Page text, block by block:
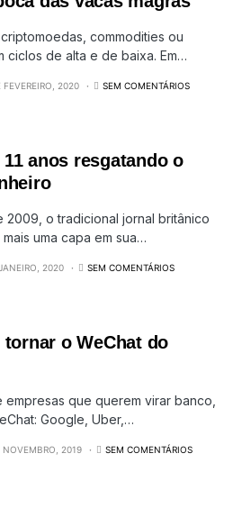
commodities ou
ciclos de alta e de baixa. Em…
FEVEREIRO, 2020 SEM COMENTÁRIOS
anos resgatando o
2009, o tradicional jornal britânico
uma capa em sua…
2020 SEM COMENTÁRIOS
o WeChat do
empresas que querem virar banco,
Google, Uber,…
NOVEMBRO, 2019 SEM COMENTÁRIOS